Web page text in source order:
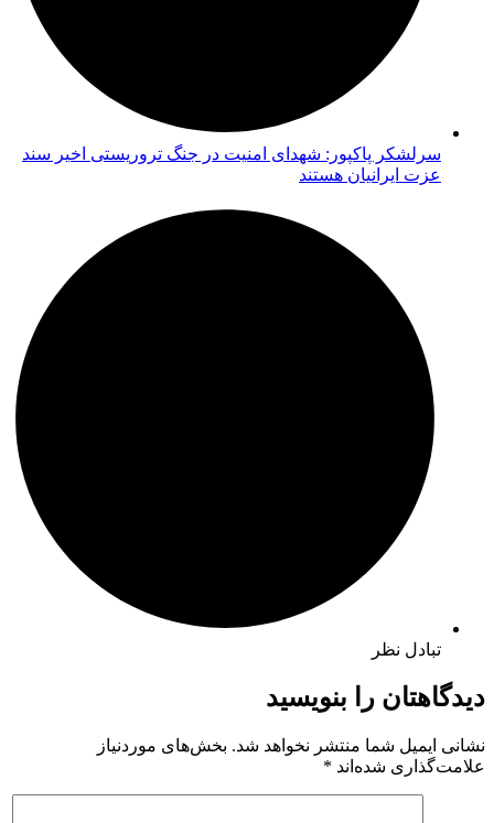
سرلشکر پاکپور: شهدای امنیت در جنگ تروریستی اخیر سند
عزت ایرانیان هستند
تبادل نظر
دیدگاهتان را بنویسید
نشانی ایمیل شما منتشر نخواهد شد. بخش‌های موردنیاز
علامت‌گذاری شده‌اند *